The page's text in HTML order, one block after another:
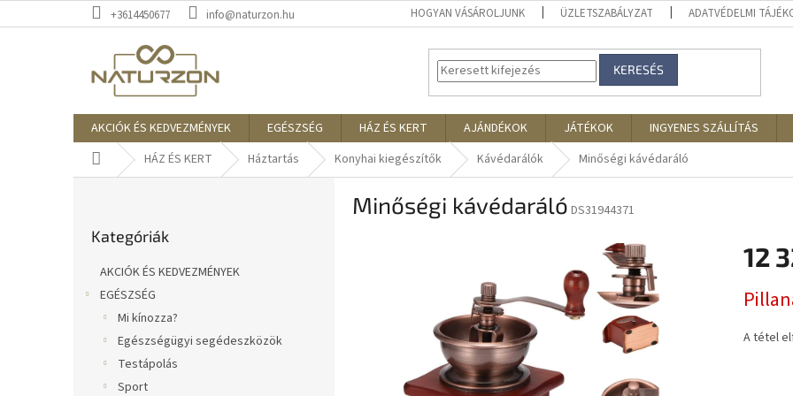
a
+3614450677 info@naturzon.hu HOGYAN VÁSÁROLJUNK ÜZLETSZABÁLYZAT ADATVÉDELMI
KERESÉS
AKCIÓK ÉS KEDVEZMÉNYEK EGÉSZSÉG HÁZ ÉS KERT AJÁNDÉKOK JÁTÉKOK INGYENES SZÁLLÍTÁS
KezdőlapHÁZ ÉS KERT Háztartás Konyhai kiegészítők Kávédarálók Minőségi kávédaráló
átugrása
Kategóriák
AKCIÓK ÉS KEDVEZMÉNYEK
EGÉSZSÉG
Mi kínozza?
Egészségügyi segédeszközök
Testápolás
Sport
Minőségi kávédaráló DS31944371
12
A tétel